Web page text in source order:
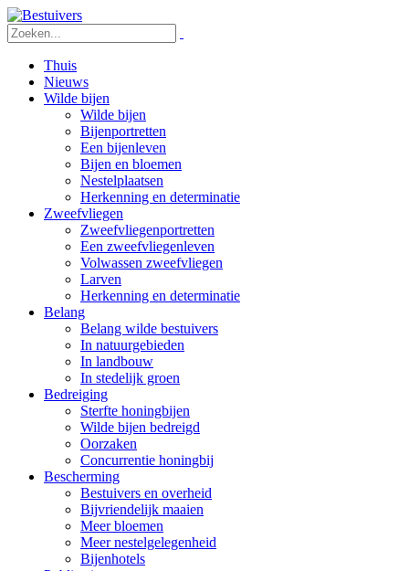
Thuis
Nieuws
Wilde bijen
Wilde bijen
Bijenportretten
Een bijenleven
Bijen en bloemen
Nestelplaatsen
Herkenning en determinatie
Zweefvliegen
Zweefvliegenportretten
Een zweefvliegenleven
Volwassen zweefvliegen
Larven
Herkenning en determinatie
Belang
Belang wilde bestuivers
In natuurgebieden
In landbouw
In stedelijk groen
Bedreiging
Sterfte honingbijen
Wilde bijen bedreigd
Oorzaken
Concurrentie honingbij
Bescherming
Bestuivers en overheid
Bijvriendelijk maaien
Meer bloemen
Meer nestelgelegenheid
Bijenhotels